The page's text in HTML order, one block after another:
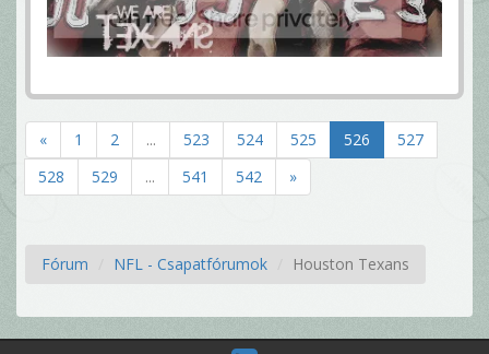
« 1 2 ... 523 524 525 526
527
528
529 ... 541 542 »
Fórum NFL - Csapatfórumok Houston Texans